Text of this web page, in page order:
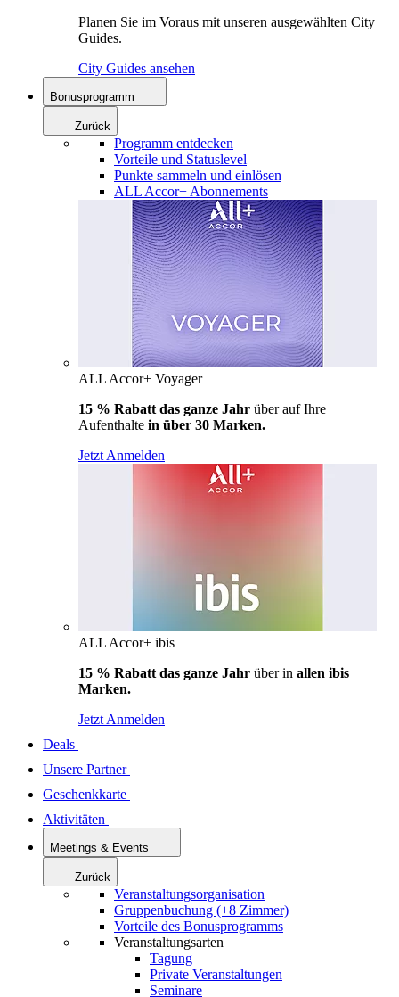
Planen Sie im Voraus mit unseren ausgewählten City
Guides.
City Guides ansehen
Bonusprogramm
Zurück
Programm entdecken
Vorteile und Statuslevel
Punkte sammeln und einlösen
ALL Accor+ Abonnements
ALL Accor+ Voyager
15 % Rabatt das ganze Jahr über auf Ihre
Aufenthalte in über 30 Marken.
Jetzt Anmelden
ALL Accor+ ibis
15 % Rabatt das ganze Jahr über in allen ibis
Marken.
Jetzt Anmelden
Deals
Unsere Partner
Geschenkkarte
Aktivitäten
Meetings & Events
Zurück
Veranstaltungsorganisation
Gruppenbuchung (+8 Zimmer)
Vorteile des Bonusprogramms
Veranstaltungsarten
Tagung
Private Veranstaltungen
Seminare